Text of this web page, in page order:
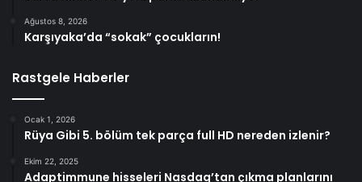
Ağustos 8, 2026
Karşıyaka’da “sokak” çocukların!
Rastgele Haberler
Ocak 1, 2026
Rüya Gibi 5. bölüm tek parça full HD nereden izlenir?
Ekim 22, 2025
Adaptimmune hisseleri Nasdaq’tan çıkma planlarını